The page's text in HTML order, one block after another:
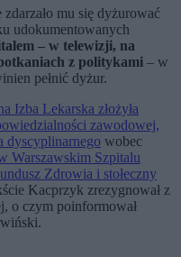
mu się dyżurować
udokumentowanych
– w telewizji, na
z politykami – w
pełnić dyżur.
Izba Lekarska złożyła
zawodowej,
dyscyplinarnego wobec
Warszawskim Szpitalu
Zdrowia i stołeczny
Kacprzyk zrezygnował z
o czym poinformował